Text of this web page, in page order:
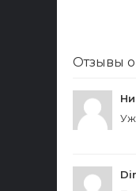
Отзывы